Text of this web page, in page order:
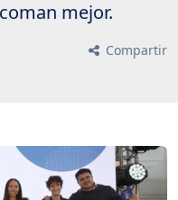
mejor.
Compartir